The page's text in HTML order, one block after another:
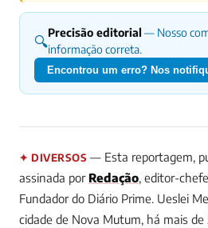
🔍Precisão editorial — Nosso
informação correta.
Encontrou um erro? Nos
✦ DIVERSOS — Esta reportagem,
assinada por Redação, editor-
Fundador do Diário Prime. Ueslei
cidade de Nova Mutum, há mais de